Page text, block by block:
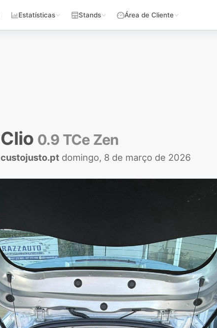
Estatísticas Stands Área de Cliente
Clio 0.9 TCe Zen
custojusto.pt domingo, 8 de março de 2026